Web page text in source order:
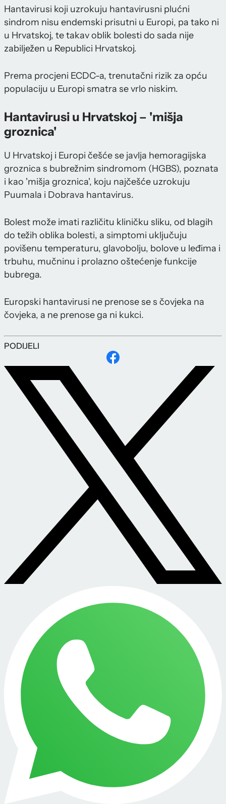
Hantavirusi koji uzrokuju hantavirusni plućni
sindrom nisu endemski prisutni u Europi, pa tako ni
u Hrvatskoj, te takav oblik bolesti do sada nije
zabilježen u Republici Hrvatskoj.
Prema procjeni ECDC-a, trenutačni rizik za opću
populaciju u Europi smatra se vrlo niskim.
Hantavirusi u Hrvatskoj – 'mišja
groznica'
U Hrvatskoj i Europi češće se javlja hemoragijska
groznica s bubrežnim sindromom (HGBS), poznata
i kao 'mišja groznica', koju najčešće uzrokuju
Puumala i Dobrava hantavirus.
Bolest može imati različitu kliničku sliku, od blagih
do težih oblika bolesti, a simptomi uključuju
povišenu temperaturu, glavobolju, bolove u leđima i
trbuhu, mučninu i prolazno oštećenje funkcije
bubrega.
Europski hantavirusi ne prenose se s čovjeka na
čovjeka, a ne prenose ga ni kukci.
PODIJELI